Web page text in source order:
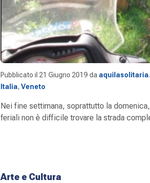
Pubblicato il 21 Giugno 2019 da aquilasolitaria.
Italia, Veneto
Nei fine settimana, soprattutto la
feriali non è difficile trovare la strada
Arte e Cultura